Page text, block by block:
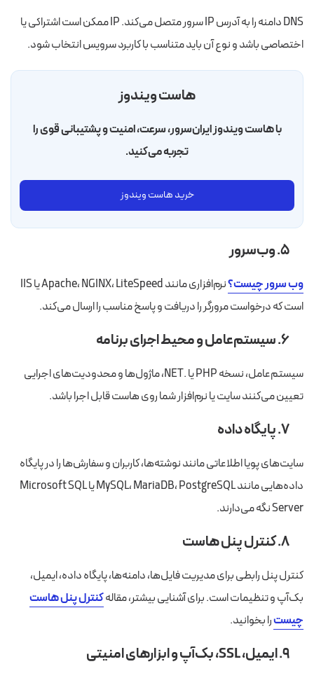
DNS دامنه را به آدرس IP سرور متصل می‌کند. IP ممکن است اشتراکی یا
اختصاصی باشد و نوع آن باید متناسب با کاربرد سرویس انتخاب شود.
هاست ویندوز
با هاست ویندوز ایران‌سرور، سرعت، امنیت و پشتیبانی قوی را
تجربه می‌کنید.
خرید هاست ویندوز
۵. وب‌سرور
وب سرور چیست؟
نرم‌افزاری مانند Apache، NGINX، LiteSpeed یا IIS
است که درخواست مرورگر را دریافت و پاسخ مناسب را ارسال می‌کند.
۶. سیستم‌عامل و محیط اجرای برنامه
سیستم‌عامل، نسخه PHP یا .NET، ماژول‌ها و محدودیت‌های اجرایی
تعیین می‌کنند سایت یا نرم‌افزار شما روی هاست قابل اجرا باشد.
۷. پایگاه داده
سایت‌های پویا اطلاعاتی مانند نوشته‌ها، کاربران و سفارش‌ها را در پایگاه
داده‌هایی مانند MySQL، MariaDB، PostgreSQL یا Microsoft SQL
Server نگه می‌دارند.
۸. کنترل پنل هاست
کنترل پنل رابطی برای مدیریت فایل‌ها، دامنه‌ها، پایگاه داده، ایمیل،
بک‌آپ و تنظیمات است. برای آشنایی بیشتر، مقالهکنترل پنل هاست
چیسترا بخوانید.
۹. ایمیل، SSL، بک‌آپ و ابزارهای امنیتی